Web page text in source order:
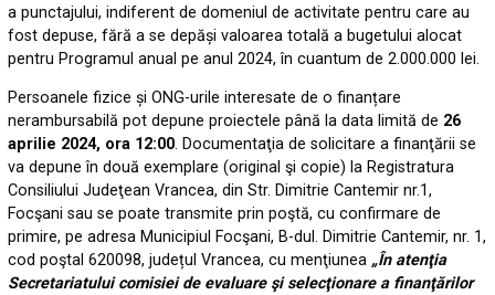
a punctajului, indiferent de domeniul de activitate pentru care au
fost depuse, fără a se depăși valoarea totală a bugetului alocat
pentru Programul anual pe anul 2024, în cuantum de 2.000.000 lei.
Persoanele fizice și ONG-urile interesate de o finanțare
nerambursabilă pot depune proiectele până la data limită de 26
aprilie 2024, ora 12:00. Documentaţia de solicitare a finanţării se
va depune în două exemplare (original şi copie) la Registratura
Consiliului Judeţean Vrancea, din Str. Dimitrie Cantemir nr.1,
Focşani sau se poate transmite prin poştă, cu confirmare de
primire, pe adresa Municipiul Focşani, B-dul. Dimitrie Cantemir, nr. 1,
cod poştal 620098, județul Vrancea, cu menţiunea „În atenţia
Secretariatului comisiei de evaluare şi selecţionare a finanţărilor